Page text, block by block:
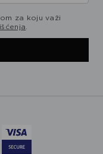
za koju važi
.